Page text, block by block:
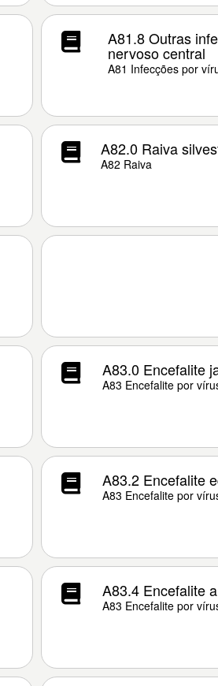
A81.8 Outras
nervoso central
A81 Infecções por
A82.0 Raiva
A82 Raiva
A83.0 Encefalite
A83 Encefalite por
A83.2 Encefalite
A83 Encefalite por
A83.4 Encefalite
A83 Encefalite por